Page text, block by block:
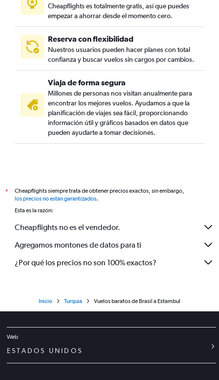
Cheapflights es totalmente gratis, así que puedes
empezar a ahorrar desde el momento cero.
Reserva con flexibilidad
Nuestros usuarios pueden hacer planes con total
confianza y buscar vuelos sin cargos por cambios.
Viaja de forma segura
Millones de personas nos visitan anualmente para
encontrar los mejores vuelos. Ayudamos a que la
planificación de viajes sea fácil, proporcionando
información útil y gráficos basados en datos que
pueden ayudarte a tomar decisiones.
*
Cheapflights siempre trata de obtener precios exactos, sin embargo,
los precios no están garantizados.
Esta es la razón:
Cheapflights no es el vendedor.
Agregamos montones de datos para ti
¿Por qué los precios no son 100% exactos?
Inicio Turquía Vuelos baratos de Brasil a Estambul
Web
ESTADOS UNIDOS